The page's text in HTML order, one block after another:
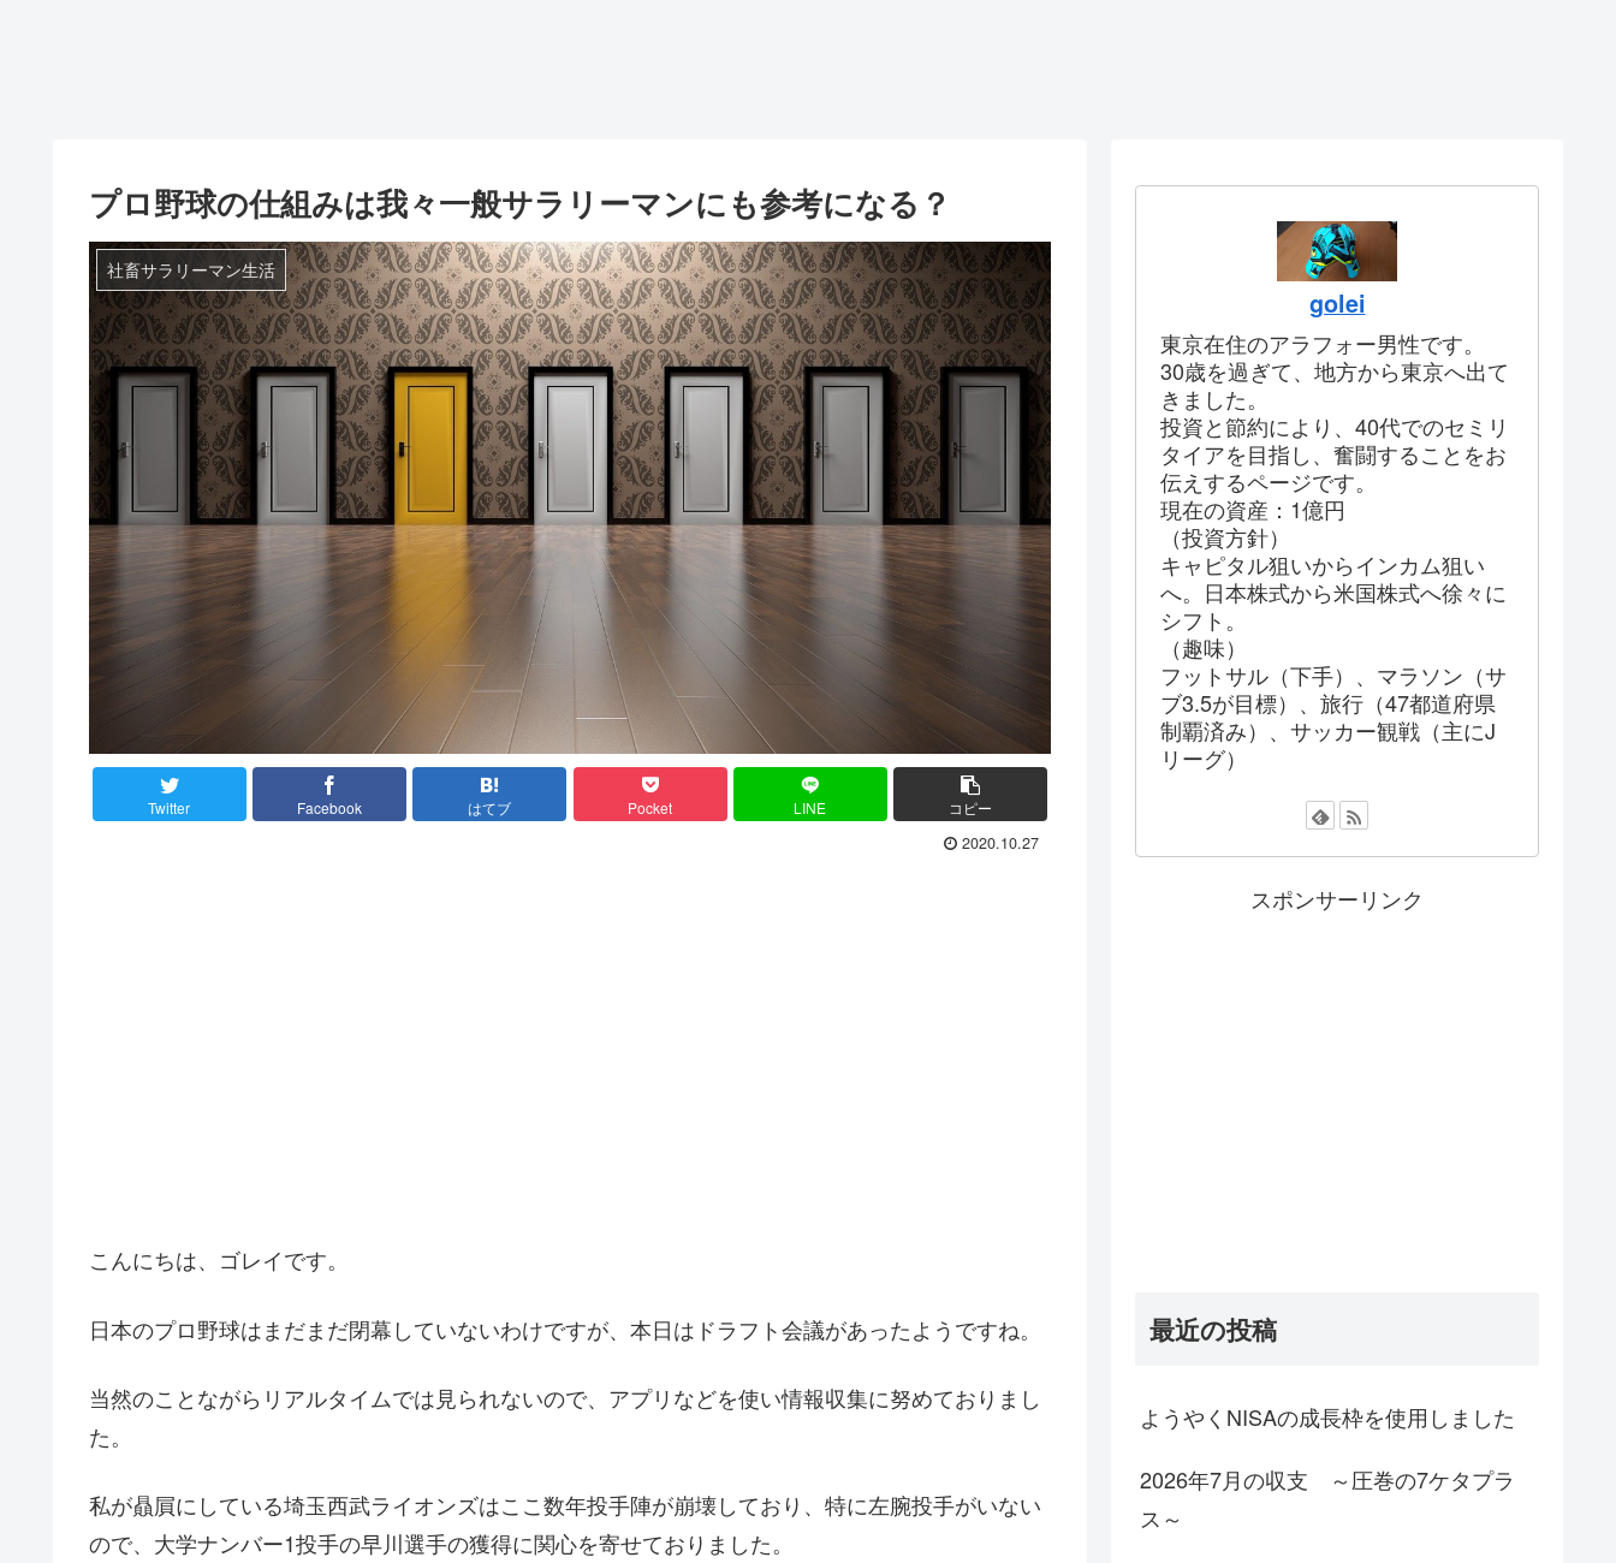
プロ野球の仕組みは我々一般サラリーマンにも参考になる？
社畜サラリーマン生活
Twitter Facebook はてブ Pocket LINE コピー
2020.10.27
こんにちは、ゴレイです。
日本のプロ野球はまだまだ閉幕していないわけですが、本日はドラフト会議があったようですね。
当然のことながらリアルタイムでは見られないので、アプリなどを使い情報収集に努めておりまし
た。
私が贔屓にしている埼玉西武ライオンズはここ数年投手陣が崩壊しており、特に左腕投手がいない
ので、大学ナンバー1投手の早川選手の獲得に関心を寄せておりました。
golei
東京在住のアラフォー男性です。
30歳を過ぎて、地方から東京へ出て
きました。
投資と節約により、40代でのセミリ
タイアを目指し、奮闘することをお
伝えするページです。
現在の資産：1億円
（投資方針）
キャピタル狙いからインカム狙い
へ。日本株式から米国株式へ徐々に
シフト。
（趣味）
フットサル（下手）、マラソン（サ
ブ3.5が目標）、旅行（47都道府県
制覇済み）、サッカー観戦（主にJ
リーグ）
スポンサーリンク
最近の投稿
ようやくNISAの成長枠を使用しました
2026年7月の収支 ～圧巻の7ケタプラ
ス～